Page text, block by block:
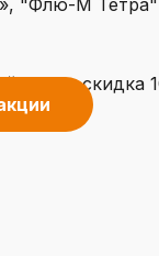
"Флю-М
скидка